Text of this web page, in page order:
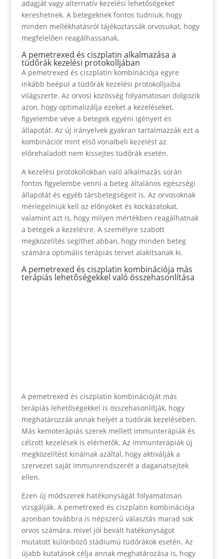
adagját vagy alternatív kezelési lehetőségeket
kereshetnek. A betegeknek fontos tudniuk, hogy
minden mellékhatásról tájékoztassák orvosukat, hogy
megfelelően reagálhassanak.
A pemetrexed és ciszplatin alkalmazása a
tüdőrák kezelési protokolljában
A pemetrexed és ciszplatin kombinációja egyre
inkább beépül a tüdőrák kezelési protokolljaiba
világszerte. Az orvosi közösség folyamatosan dolgozik
azon, hogy optimalizálja ezeket a kezeléseket,
figyelembe véve a betegek egyéni igényeit és
állapotát. Az új irányelvek gyakran tartalmazzák ezt a
kombinációt mint első vonalbeli kezelést az
előrehaladott nem kissejtes tüdőrák esetén.
A kezelési protokollokban való alkalmazás során
fontos figyelembe venni a beteg általános egészségi
állapotát és egyéb társbetegségeit is. Az orvosoknak
mérlegelniük kell az előnyöket és kockázatokat,
valamint azt is, hogy milyen mértékben reagálhatnak
a betegek a kezelésre. A személyre szabott
megközelítés segíthet abban, hogy minden beteg
számára optimális terápiás tervet alakítsanak ki.
A pemetrexed és ciszplatin kombinációja más
terápiás lehetőségekkel való összehasonlítása
A pemetrexed és ciszplatin kombinációját más
terápiás lehetőségekkel is összehasonlítják, hogy
meghatározzák annak helyét a tüdőrák kezelésében.
Más kemoterápiás szerek mellett immunterápiák és
célzott kezelések is elérhetők. Az immunterápiák új
megközelítést kínálnak azáltal, hogy aktiválják a
szervezet saját immunrendszerét a daganatsejtek
ellen.
Ezen új módszerek hatékonyságát folyamatosan
vizsgálják. A pemetrexed és ciszplatin kombinációja
azonban továbbra is népszerű választás marad sok
orvos számára, mivel jól bevált hatékonyságot
mutatott különböző stádiumú tüdőrákok esetén. Az
újabb kutatások célja annak meghatározása is, hogy